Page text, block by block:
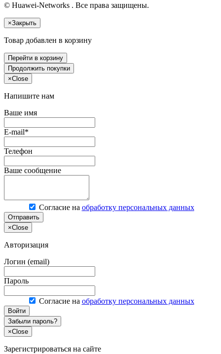
© Huawei-Networks . Все права защищены.
×Закрыть
Товар добавлен в корзину
Перейти в корзину
Продолжить покупки
×Close
Напишите нам
Ваше имя
E-mail*
Телефон
Ваше сообщение
Согласие на обработку персональных данных
Отправить
×Close
Авторизация
Логин (email)
Пароль
Согласие на обработку персональных данных
Войти
Забыли пароль?
×Close
Зарегистрироваться на сайте